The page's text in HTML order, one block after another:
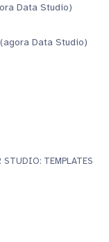
Data Studio)
Data Studio)
STUDIO: TEMPLATES